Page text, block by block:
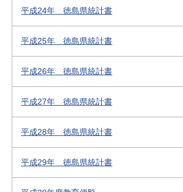
平成24年 徳島県統計書
平成25年 徳島県統計書
平成26年 徳島県統計書
平成27年 徳島県統計書
平成28年 徳島県統計書
平成29年 徳島県統計書